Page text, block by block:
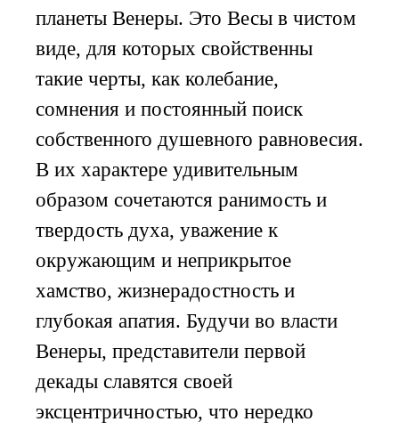
планеты Венеры. Это Весы в чистом
виде, для которых свойственны
такие черты, как колебание,
сомнения и постоянный поиск
собственного душевного равновесия.
В их характере удивительным
образом сочетаются ранимость и
твердость духа, уважение к
окружающим и неприкрытое
хамство, жизнерадостность и
глубокая апатия. Будучи во власти
Венеры, представители первой
декады славятся своей
эксцентричностью, что нередко